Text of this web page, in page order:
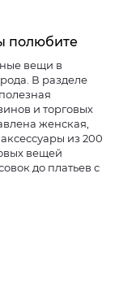
полюбите
вещи в
В разделе
и торговых
женская,
из 200
вещей
до платьев с